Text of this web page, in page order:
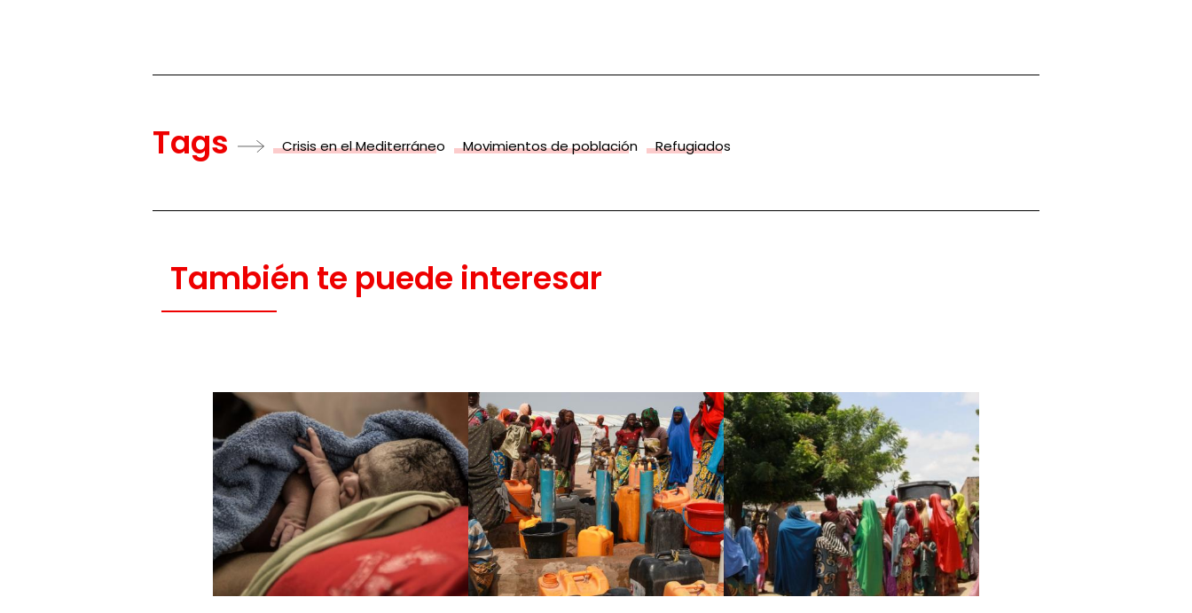
Tags Crisis en el Mediterráneo Movimientos de población Refugiados
También te puede interesar